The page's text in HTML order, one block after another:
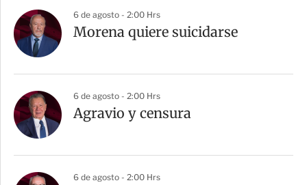
6 de agosto - 2:00 Hrs
Morena quiere suicidarse
6 de agosto - 2:00 Hrs
Agravio y censura
6 de agosto - 2:00 Hrs